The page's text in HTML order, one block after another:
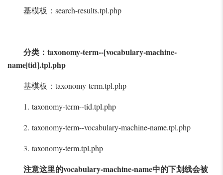
基模板：search-results.tpl.php
分类：taxonomy-term--[vocabulary-machine-
name|tid].tpl.php
基模板：taxonomy-term.tpl.php
1. taxonomy-term--tid.tpl.php
2. taxonomy-term--vocabulary-machine-name.tpl.php
3. taxonomy-term.tpl.php
注意这里的vocabulary-machine-name中的下划线会被